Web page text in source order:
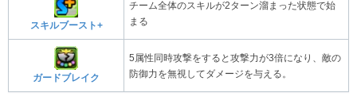
スキルブースト+
チーム全体のスキルが2ターン溜まった状態で始
まる
ガードブレイク
5属性同時攻撃をすると攻撃力が3倍になり、敵の
防御力を無視してダメージを与える。